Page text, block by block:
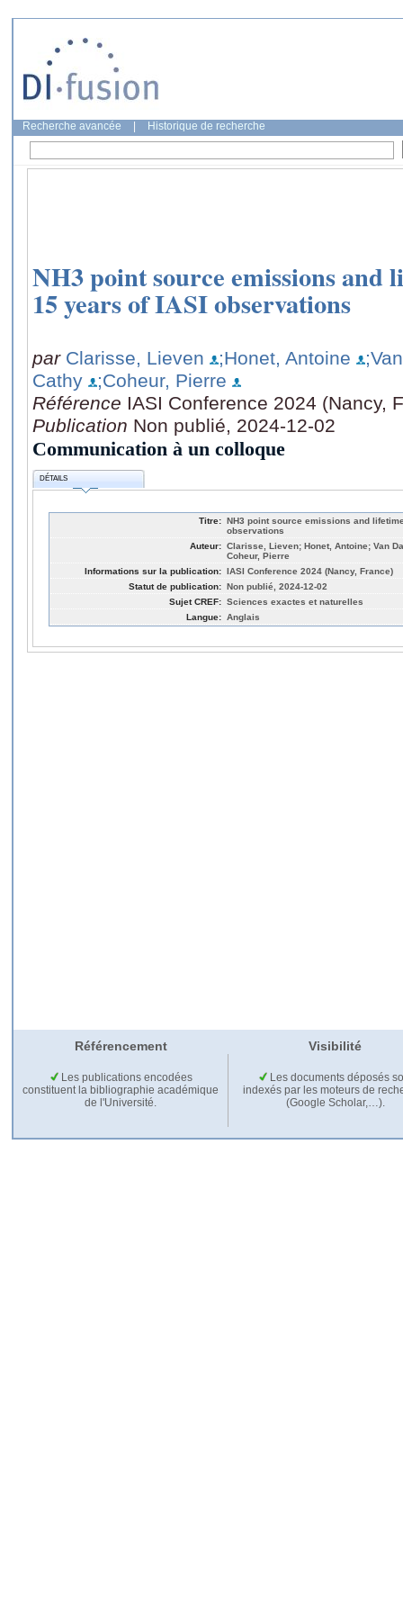
Recherche avancée Historique de recherche
NH3 point source emissions and
15 years of IASI observations
par Clarisse, Lieven ;Honet, Antoine
Cathy
;Coheur, Pierre
Référence IASI Conference 2024 (Nancy,
Publication Non publié, 2024-12-02
Communication à un colloque
DÉTAILS
Titre: NH3 point source emissions and
observations
Auteur: Clarisse, Lieven; Honet, Antoine; Van
Coheur, Pierre
Informations sur la publication: IASI Conference 2024 (Nancy, France)
Statut de publication: Non publié, 2024-12-02
Sujet CREF: Sciences exactes et naturelles
Langue: Anglais
Référencement Visibilité
Les publications encodées
constituent la bibliographie académique
de l'Université.
Les documents déposés
indexés par les moteurs de
(Google Scholar,…).